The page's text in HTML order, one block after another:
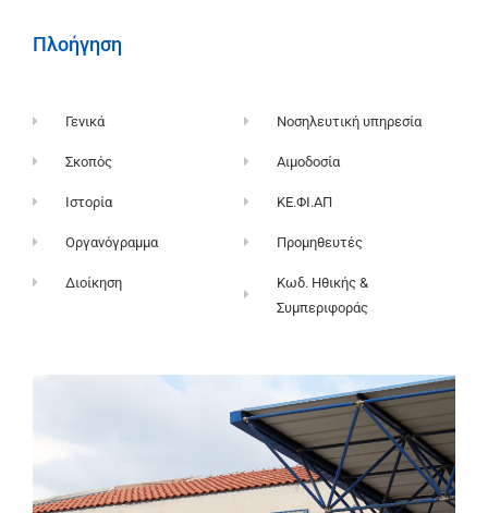
Πλοήγηση
Γενικά
Σκοπός
Ιστορία
Οργανόγραμμα
Διοίκηση
Νοσηλευτική υπηρεσία
Αιμοδοσία
ΚΕ.ΦΙ.ΑΠ
Προμηθευτές
Κωδ. Ηθικής &
Συμπεριφοράς